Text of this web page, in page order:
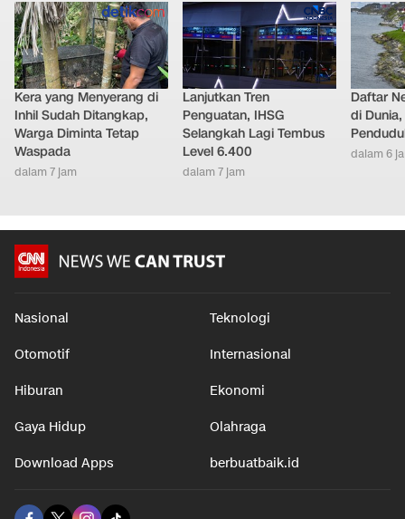
Kera yang Menyerang di
Inhil Sudah Ditangkap,
Warga Diminta Tetap
Waspada
dalam 7 jam
Lanjutkan Tren
Penguatan, IHSG
Selangkah Lagi Tembus
Level 6.400
dalam 7 jam
Daftar
di
dalam 6
Nasional Teknologi
Otomotif Internasional
Hiburan Ekonomi
Gaya Hidup Olahraga
Download Apps berbuatbaik.id